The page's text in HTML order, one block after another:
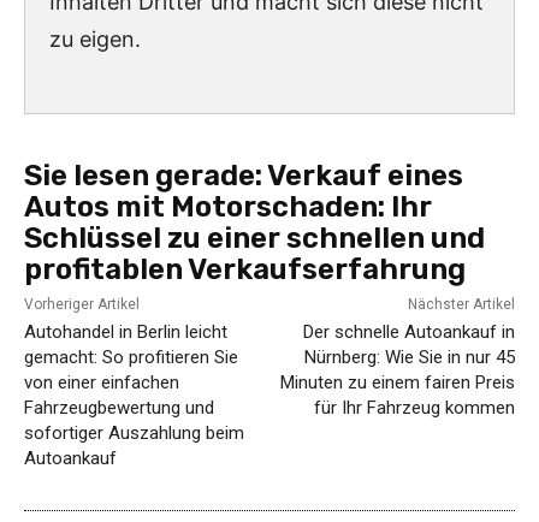
zu eigen.
Sie lesen gerade:Verkauf eines
Autos mit Motorschaden: Ihr
Schlüssel zu einer schnellen und
profitablen Verkaufserfahrung
Vorheriger Artikel
Autohandel in Berlin leicht
gemacht: So profitieren Sie
von einer einfachen
Fahrzeugbewertung und
sofortiger Auszahlung beim
Autoankauf
Nächster Artikel
Der schnelle Autoankauf in
Nürnberg: Wie Sie in nur 45
Minuten zu einem fairen Preis
für Ihr Fahrzeug kommen